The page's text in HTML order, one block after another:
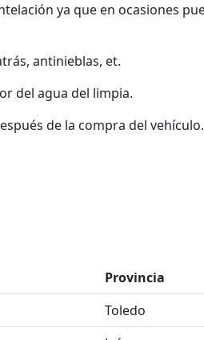
ya que en ocasiones
antinieblas, et.
del agua del limpia.
de la compra del vehículo.
Provincia
Toledo